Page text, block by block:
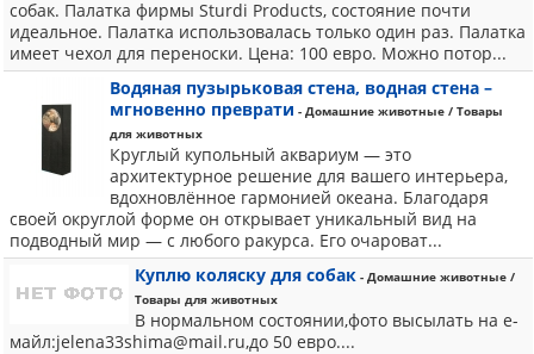
собак. Палатка фирмы Sturdi Products, состояние почти
идеальное. Палатка использовалась только один раз. Палатка
имеет чехол для переноски. Цена: 100 евро. Можно потор...
Водяная пузырьковая стена, водная стена –
мгновенно преврати - Домашние животные / Товары
для животных
Круглый купольный аквариум — это
архитектурное решение для вашего интерьера,
вдохновлённое гармонией океана. Благодаря
своей округлой форме он открывает уникальный вид на
подводный мир — с любого ракурса. Его очароват...
Куплю коляску для собак - Домашние животные /
Товары для животных
В нормальном состоянии,фото высылать на е-
майл:jelena33shima@mail.ru,до 50 евро....